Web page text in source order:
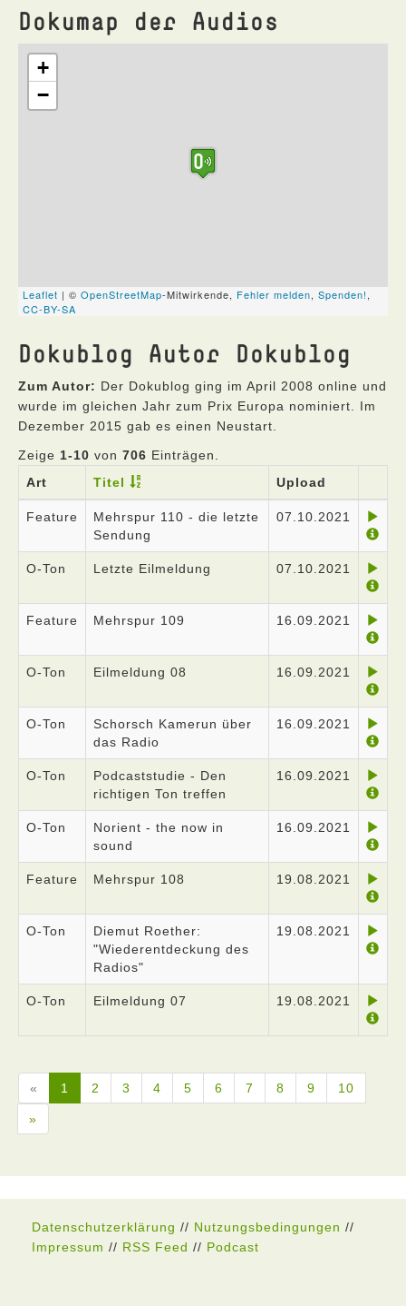
Dokumap der Audios
Dokublog Autor Dokublog
Zum Autor: Der Dokublog ging im April 2008 online und
wurde im gleichen Jahr zum Prix Europa nominiert. Im
Dezember 2015 gab es einen Neustart.
Zeige 1-10 von 706 Einträgen.
Art
Titel Upload
Feature
Mehrspur 110 - die letzte
Sendung
07.10.2021
O-Ton Letzte Eilmeldung 07.10.2021
Feature Mehrspur 109 16.09.2021
O-Ton Eilmeldung 08 16.09.2021
O-Ton
Schorsch Kamerun über
das Radio
16.09.2021
O-Ton
Podcaststudie - Den
richtigen Ton treffen
16.09.2021
O-Ton
Norient - the now in
sound
16.09.2021
Feature Mehrspur 108 19.08.2021
O-Ton
Diemut Roether:
"Wiederentdeckung des
Radios"
19.08.2021
O-Ton Eilmeldung 07 19.08.2021
« 1 2 3 4 5 6 7 8 9 10
»
Datenschutzerklärung // Nutzungsbedingungen //
Impressum // RSS Feed // Podcast